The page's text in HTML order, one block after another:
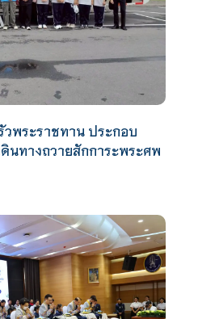
วพระราชทาน ประกอบ
นทางถวายสักการะพระศพ